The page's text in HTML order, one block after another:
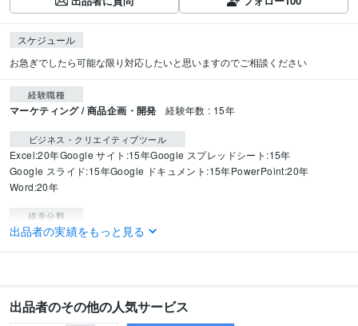
スケジュール
お急ぎでしたら可能な限り対応したいと思いますのでご相談ください
経験職種
マーケティング / 商品企画・開発 経験年数 : 15年
ビジネス・クリエイティブツール
Excel:20年Google サイト:15年Google スプレッドシート:15年
Google スライド:15年Google ドキュメント:15年PowerPoint:20年
Word:20年
得意分野
ビジネス代行・事務代行 アイデア出し、ブレスト、課題解決
語学力
英語 日常会話レベル
出品者の実績をもっと見る
出品者のその他の人気サービス